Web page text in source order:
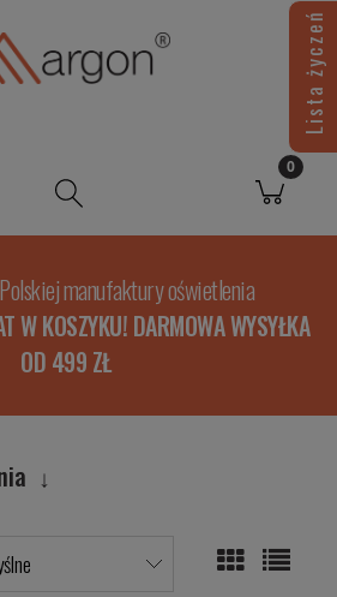
manufaktury oświetlenia
W KOSZYKU! DARMOWA WYSYŁKA
OD 499 ZŁ
Lista życzeń